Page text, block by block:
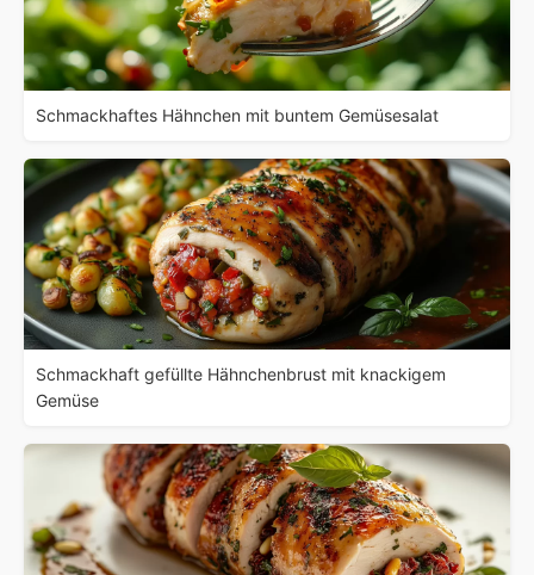
Schmackhaftes Hähnchen mit buntem Gemüsesalat
Schmackhaft gefüllte Hähnchenbrust mit knackigem
Gemüse